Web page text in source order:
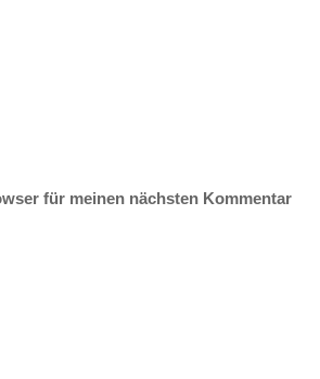
für meinen nächsten Kommentar